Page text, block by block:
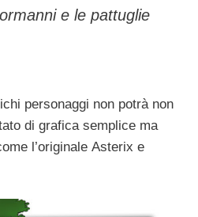
e le pattuglie
personaggi non potrà non
di grafica semplice ma
l’originale Asterix e